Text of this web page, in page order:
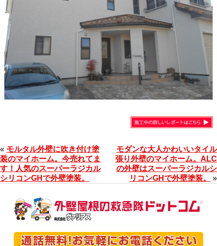
« モルタル外壁に吹き付け塗
装のマイホーム。今売れてま
す！人気のスーパーラジカル
シリコンGHで外壁塗装。
モダンな大人かわいいタイル
張り外壁のマイホーム。ALC
の外壁はスーパーラジカルシ
リコンGHで外壁塗装。
»